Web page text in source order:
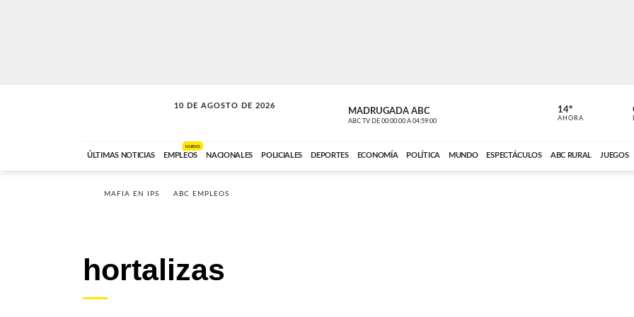
10 DE AGOSTO DE 2026
SOLO MÚSICA MADRUGADA ABC
ABC TV DE 00:00:00 A 04:59:00 ABC CARDINAL
14º
AHORA
ÚLTIMAS NOTICIAS EMPLEOS
NUEVO
NACIONALES POLICIALES DEPORTES ECONOMÍA POLÍTICA MUNDO ESPECTÁCULOS ABC RURAL JUEGOS
MAFIA EN IPS ABC EMPLEOS
hortalizas